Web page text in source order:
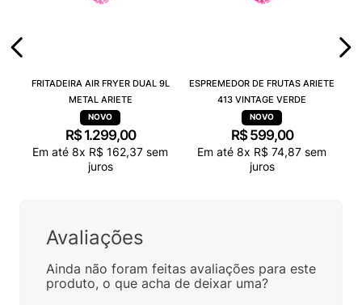
FRITADEIRA AIR FRYER DUAL 9L
METAL ARIETE
R$ 1.299,00
Em até 8x R$ 162,37 sem
juros
ESPREMEDOR DE FRUTAS ARIETE
413 VINTAGE VERDE
R$ 599,00
Em até 8x R$ 74,87 sem
juros
Avaliações
Ainda não foram feitas avaliações para este
produto, o que acha de deixar uma?